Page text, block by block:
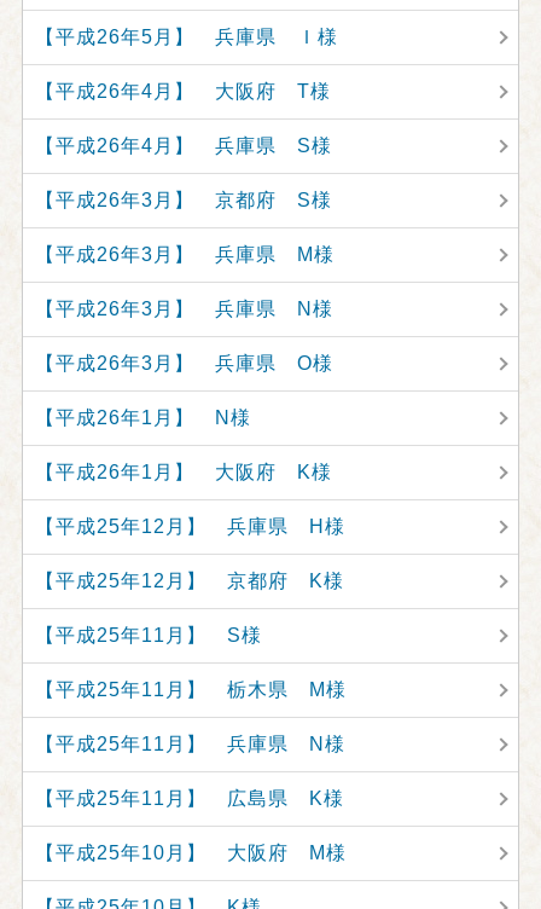
【平成26年5月】 兵庫県 Ｉ様
【平成26年4月】 大阪府 T様
【平成26年4月】 兵庫県 S様
【平成26年3月】 京都府 S様
【平成26年3月】 兵庫県 M様
【平成26年3月】 兵庫県 N様
【平成26年3月】 兵庫県 O様
【平成26年1月】 N様
【平成26年1月】 大阪府 K様
【平成25年12月】 兵庫県 H様
【平成25年12月】 京都府 K様
【平成25年11月】 S様
【平成25年11月】 栃木県 M様
【平成25年11月】 兵庫県 N様
【平成25年11月】 広島県 K様
【平成25年10月】 大阪府 M様